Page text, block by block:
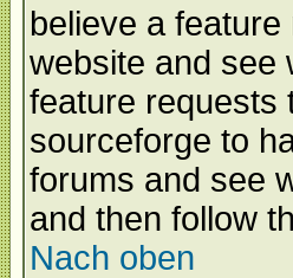
believe a
website and see
feature requests
sourceforge to
forums and see
and then follow
Nach oben